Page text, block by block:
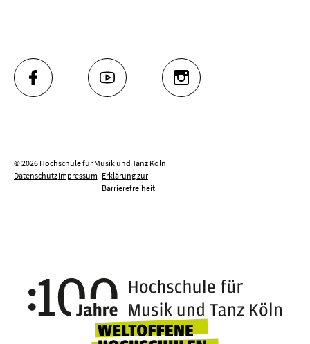
FACEBOOK YOUTUBE INSTAGRAM
© 2026 Hochschule für Musik und Tanz Köln
DatenschutzImpressum Erklärung zur
Barrierefreiheit